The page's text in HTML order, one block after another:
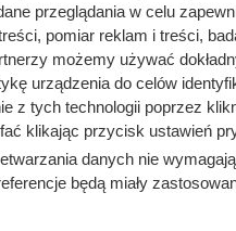
Wszystkie warzywa dodaj
przeglądania w celu
pomiar reklam i treści,
możemy używać
urządzenia do celów
z tych technologii poprzez
klikając przycisk ustawień
danych nie
będą miały